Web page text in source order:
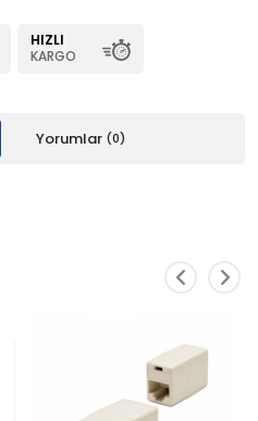
HIZLI
KARGO
Yorumlar (0)